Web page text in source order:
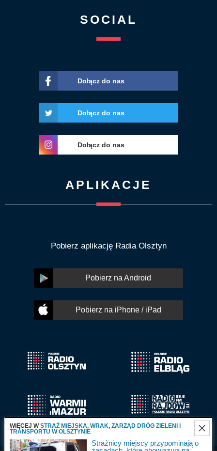
SOCIAL
Dołącz do nas
Dołącz do nas
Dołącz do nas
APLIKACJE
Pobierz aplikację Radia Olsztyn
Pobierz na Android
Pobierz na iPhone / iPad
WIĘCEJ WSTRAŻ MIEJSKA, WRAK, ZARZĄD DRÓG ZIELENI I
TRANSPORTU W OLSZTYNIE
Strażnicy miejscy przypominają o